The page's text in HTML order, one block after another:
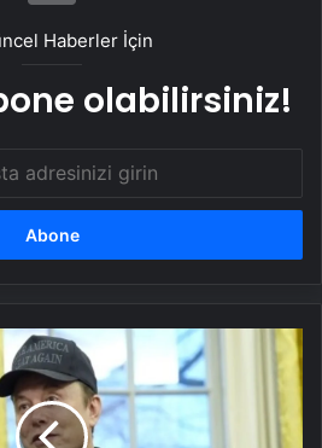
Haberler İçin
olabilirsiniz!